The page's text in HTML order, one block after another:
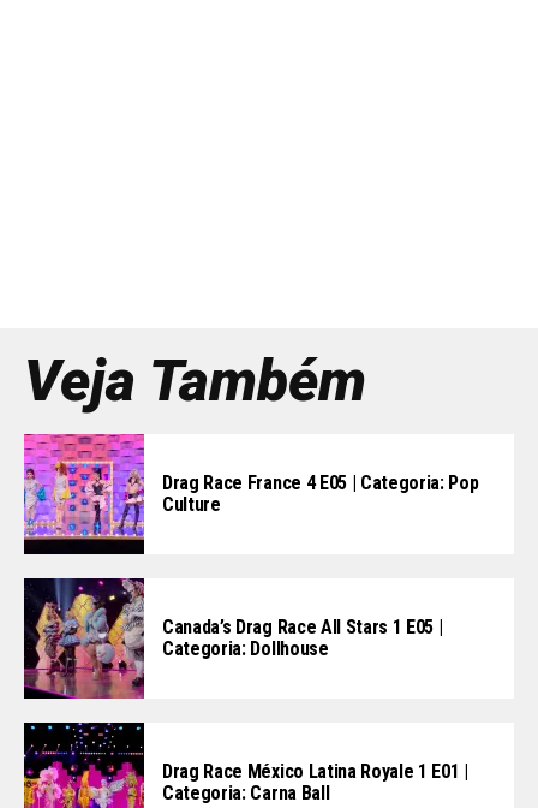
Veja Também
Drag Race France 4 E05 | Categoria: Pop
Culture
Canada’s Drag Race All Stars 1 E05 |
Categoria: Dollhouse
Drag Race México Latina Royale 1 E01 |
Categoria: Carna Ball